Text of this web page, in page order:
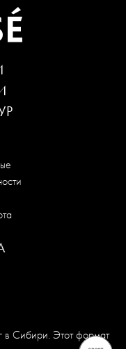
в Сибири. Этот формат